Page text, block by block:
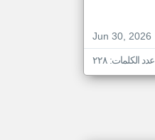
Jun 30, 2026
عدد الكلمات: ٢٢٨